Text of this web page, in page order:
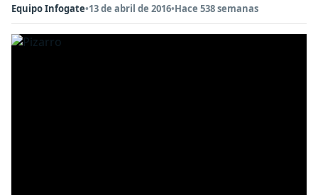
Equipo Infogate•13 de abril de 2016•Hace 538 semanas